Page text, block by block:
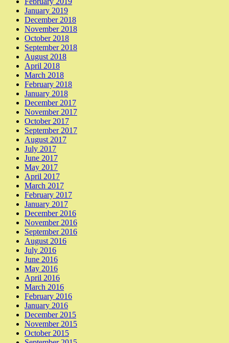
January 2019
December 2018
November 2018
October 2018
September 2018
August 2018
April 2018
March 2018
February 2018
January 2018
December 2017
November 2017
October 2017
September 2017
August 2017
July 2017
June 2017
May 2017
April 2017
March 2017
February 2017
January 2017
December 2016
November 2016
September 2016
August 2016
July 2016
June 2016
May 2016
April 2016
March 2016
February 2016
January 2016
December 2015
November 2015
October 2015